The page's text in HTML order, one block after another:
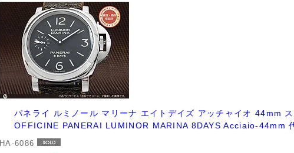
パネライ ルミノール マリーナ エイトデイズ アッチャイオ 44mm
OFFICINE PANERAI LUMINOR MARINA 8DAYS Acciaio-44mm
HA-6086